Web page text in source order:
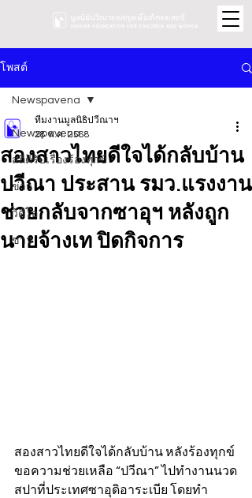
โพสต์
Newspavena
สถิติรับเรื่องร้องทุกข์
ข่าว
วิดีโอ
ข่าว
Newspavena
สองสาวไทยดีใจได้กลับบ้าน
ปวีณา ประสาน รมว.แรงงาน
ช่วยกลับจากซาอุฯ หลังถูก
นายจ้างเท ปิดกิจการ
ทีมงานมูลนิธิปวีณาฯ
28 พ.ค. 2568
สองสาวไทยดีใจได้กลับบ้าน หลังร้องทุกข์
ขอความช่วยเหลือ “ปวีณา” ไปทำงานนวด
สปาที่ประเทศซาอุดิอาระเบีย โดยทำ